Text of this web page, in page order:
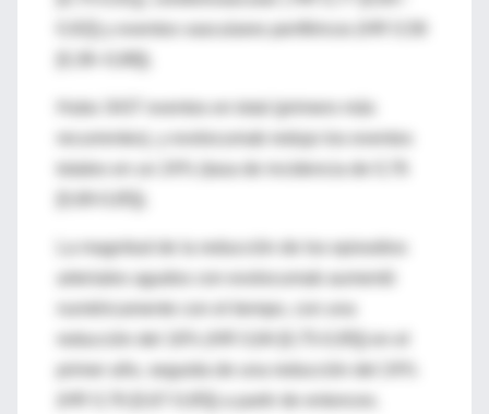
La magnitud de la reducción de los episodios
arteriales agudos con evolocumab aumentó
numéricamente con el tiempo, con una
primer año, seguida de una reducción del 24%